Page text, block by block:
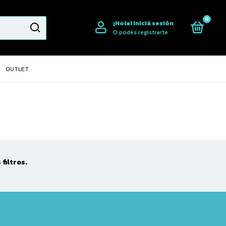
¡Hola!Iniciá sesión
O podés registrarte
0
OUTLET
filtros.